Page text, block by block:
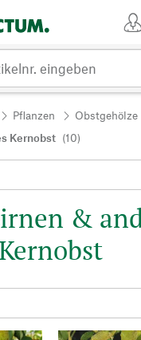
Pflanzen
Obstgehölze
Kernobst (10)
&
Kernobst